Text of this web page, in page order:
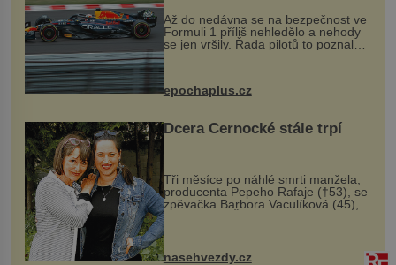
Až do nedávna se na bezpečnost ve
Formuli 1 příliš nehledělo a nehody
se jen vršily. Řada pilotů to poznala
na vlastní kůži, často s trvalými
následky nebo bohužel i ztrátou
života. Dnes nepochopiteln...
epochaplus.cz
Dcera Černocké stále trpí
Tři měsíce po náhlé smrti manžela,
producenta Pepeho Rafaje (†53), se
zpěvačka Barbora Vaculíková (45),
dcera Petry Černocké (75), poprvé
ozvala veřejnosti. Na sociální síti
sdílela, že se snaží fung...
nasehvezdy.cz